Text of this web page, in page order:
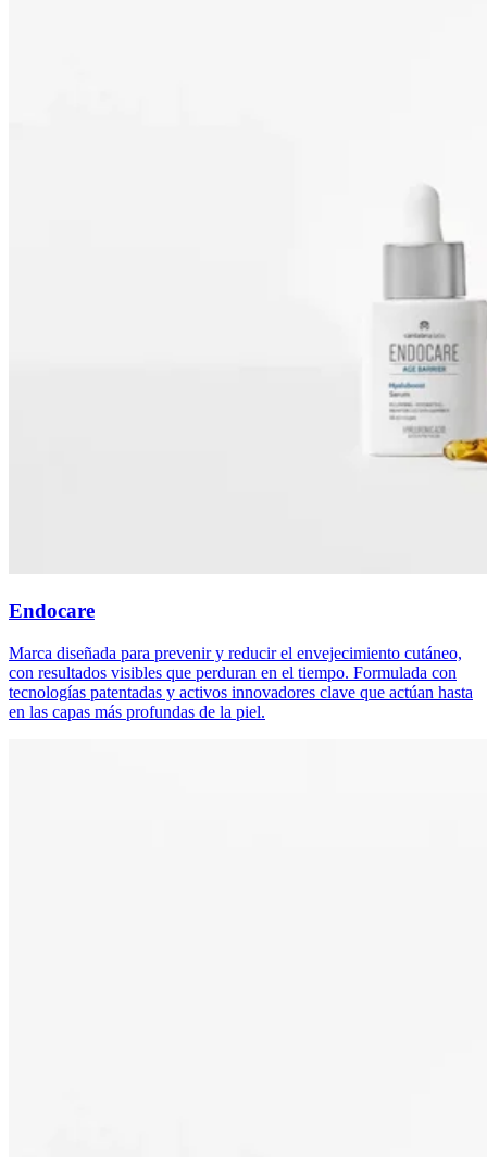
Endocare
Marca diseñada para prevenir y reducir el envejecimiento cutáneo,
con resultados visibles que perduran en el tiempo. Formulada con
tecnologías patentadas y activos innovadores clave que actúan hasta
en las capas más profundas de la piel.